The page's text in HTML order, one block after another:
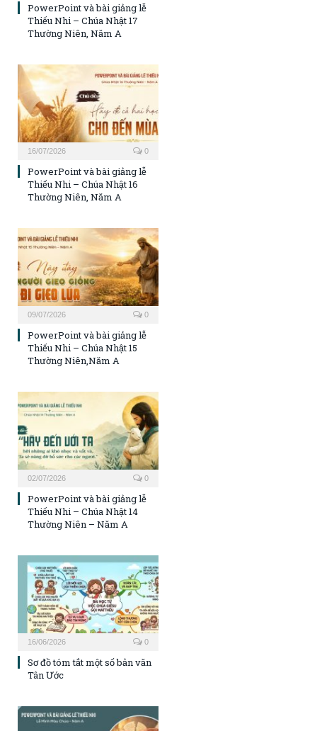
PowerPoint và bài giảng lễ
Thiếu Nhi – Chúa Nhật 17
Thường Niên, Năm A
16/07/2026 0
PowerPoint và bài giảng lễ
Thiếu Nhi – Chúa Nhật 16
Thường Niên, Năm A
09/07/2026 0
PowerPoint và bài giảng lễ
Thiếu Nhi – Chúa Nhật 15
Thường Niên,Năm A
02/07/2026 0
PowerPoint và bài giảng lễ
Thiếu Nhi – Chúa Nhật 14
Thường Niên – Năm A
16/06/2026 0
Sơ đồ tóm tắt một số bản văn
Tân Ước